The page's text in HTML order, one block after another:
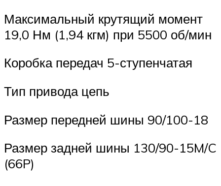
Максимальный крутящий момент
19,0 Нм (1,94 кгм) при 5500 об/мин
Коробка передач 5-ступенчатая
Тип привода цепь
Размер передней шины 90/100-18
Размер задней шины 130/90-15M/C
(66P)